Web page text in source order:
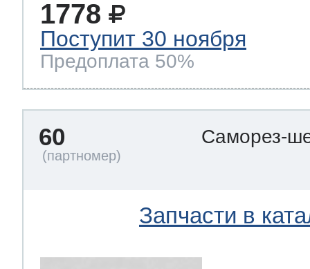
1778
Поступит 30 ноября
Предоплата 50%
60 Саморез-
Запчасти в